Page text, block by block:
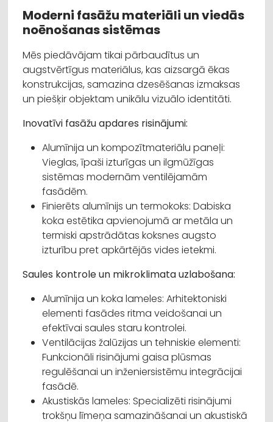
Moderni fasāžu materiāli un viedās
noēnošanas sistēmas
Mēs piedāvājam tikai pārbaudītus un
augstvērtīgus materiālus, kas aizsargā ēkas
konstrukcijas, samazina dzesēšanas izmaksas
un piešķir objektam unikālu vizuālo identitāti.
Inovatīvi fasāžu apdares risinājumi:
Alumīnija un kompozītmateriālu paneļi:
Vieglas, īpaši izturīgas un ilgmūžīgas
sistēmas modernām ventilējamām
fasādēm.
Finierēts alumīnijs un termokoks: Dabiska
koka estētika apvienojumā ar metāla un
termiski apstrādātas koksnes augsto
izturību pret apkārtējās vides ietekmi.
Saules kontrole un mikroklimata uzlabošana:
Alumīnija un koka lameles: Arhitektoniski
elementi fasādes ritma veidošanai un
efektīvai saules staru kontrolei.
Ventilācijas žalūzijas un tehniskie elementi:
Funkcionāli risinājumi gaisa plūsmas
regulēšanai un inženiersistēmu integrācijai
fasādē.
Akustiskās lameles: Specializēti risinājumi
trokšņu līmeņa samazināšanai un akustiskā